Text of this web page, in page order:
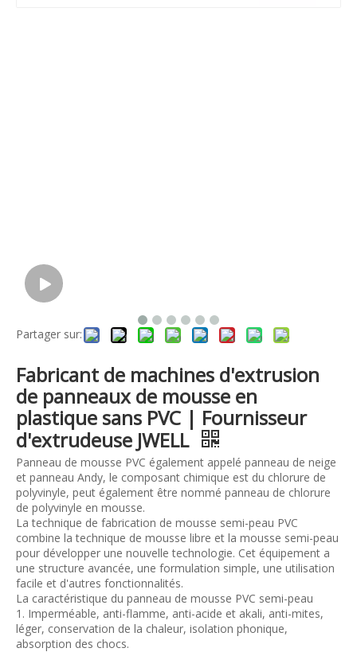
Partager sur:
Fabricant de machines d'extrusion
de panneaux de mousse en
plastique sans PVC | Fournisseur
d'extrudeuse JWELL
Panneau de mousse PVC également appelé panneau de neige
et panneau Andy, le composant chimique est du chlorure de
polyvinyle, peut également être nommé panneau de chlorure
de polyvinyle en mousse.
La technique de fabrication de mousse semi-peau PVC
combine la technique de mousse libre et la mousse semi-peau
pour développer une nouvelle technologie. Cet équipement a
une structure avancée, une formulation simple, une utilisation
facile et d'autres fonctionnalités.
La caractéristique du panneau de mousse PVC semi-peau
1. Imperméable, anti-flamme, anti-acide et akali, anti-mites,
léger, conservation de la chaleur, isolation phonique,
absorption des chocs.